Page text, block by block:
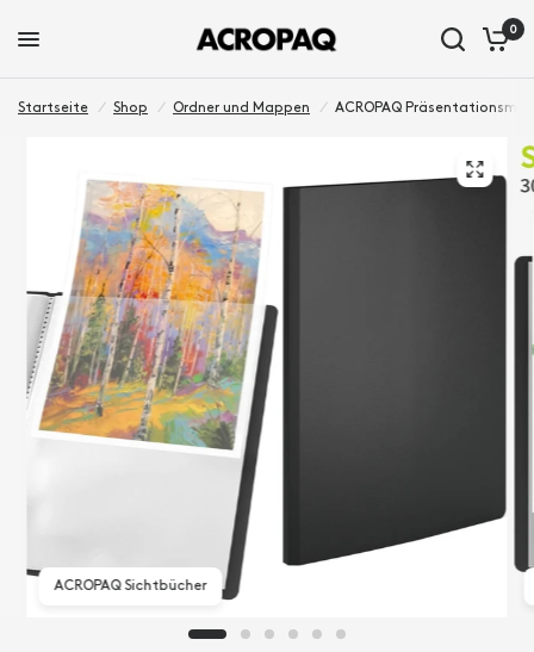
0
Startseite / Shop / Ordner und Mappen / ACROPAQ
ACROPAQ Sichtbücher